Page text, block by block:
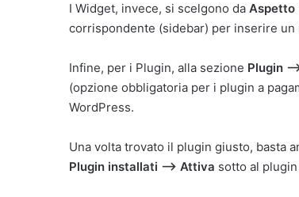
I Widget, invece, si scelgono da Aspetto
corrispondente (sidebar) per inserire un
Infine, per i Plugin, alla sezione Plugin
(opzione obbligatoria per i plugin a
WordPress.
Una volta trovato il plugin giusto, basta
Plugin installati —> Attiva sotto al